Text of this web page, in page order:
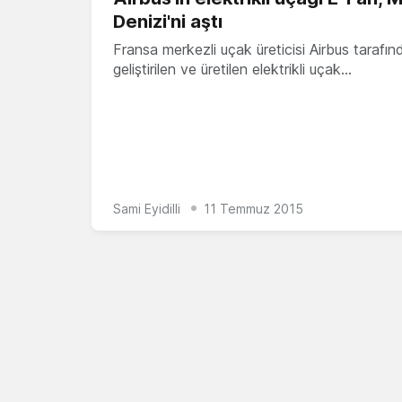
Denizi'ni aştı
Fransa merkezli uçak üreticisi Airbus
geliştirilen ve üretilen elektrikli uçak…
Sami Eyidilli 11 Temmuz 2015